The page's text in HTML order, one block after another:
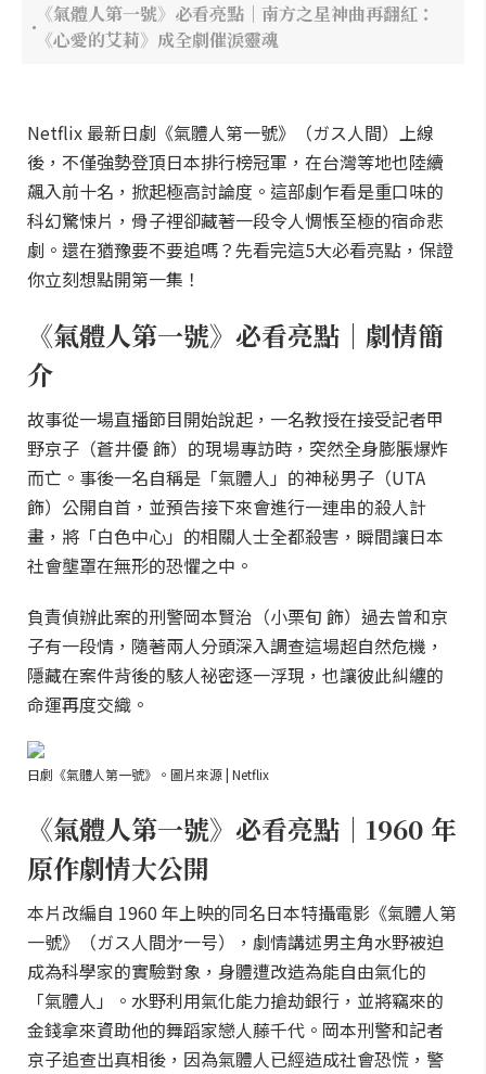
《氣體人第一號》必看亮點｜南方之星神曲再翻紅：
《心愛的艾莉》成全劇催淚靈魂
Netflix 最新日劇《氣體人第一號》（ガス人間）上線
後，不僅強勢登頂日本排行榜冠軍，在台灣等地也陸續
飆入前十名，掀起極高討論度。這部劇乍看是重口味的
科幻驚悚片，骨子裡卻藏著一段令人惆悵至極的宿命悲
劇。還在猶豫要不要追嗎？先看完這5大必看亮點，保證
你立刻想點開第一集！
《氣體人第一號》必看亮點｜劇情簡
介
故事從一場直播節目開始說起，一名教授在接受記者甲
野京子（蒼井優 飾）的現場專訪時，突然全身膨脹爆炸
而亡。事後一名自稱是「氣體人」的神秘男子（UTA
飾）公開自首，並預告接下來會進行一連串的殺人計
畫，將「白色中心」的相關人士全都殺害，瞬間讓日本
社會壟罩在無形的恐懼之中。
負責偵辦此案的刑警岡本賢治（小栗旬 飾）過去曾和京
子有一段情，隨著兩人分頭深入調查這場超自然危機，
隱藏在案件背後的駭人祕密逐一浮現，也讓彼此糾纏的
命運再度交織。
日劇《氣體人第一號》。圖片來源 | Netflix
《氣體人第一號》必看亮點｜1960 年
原作劇情大公開
本片改編自 1960 年上映的同名日本特攝電影《氣體人第
一號》（ガス人間㐧一号），劇情講述男主角水野被迫
成為科學家的實驗對象，身體遭改造為能自由氣化的
「氣體人」。水野利用氣化能力搶劫銀行，並將竊來的
金錢拿來資助他的舞蹈家戀人藤千代。岡本刑警和記者
京子追查出真相後，因為氣體人已經造成社會恐慌，警